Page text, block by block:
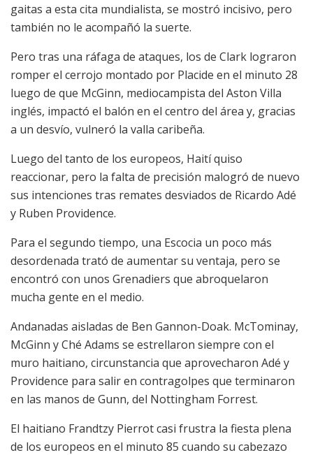
gaitas a esta cita mundialista, se mostró incisivo, pero
también no le acompañó la suerte.
Pero tras una ráfaga de ataques, los de Clark lograron
romper el cerrojo montado por Placide en el minuto 28
luego de que McGinn, mediocampista del Aston Villa
inglés, impactó el balón en el centro del área y, gracias
a un desvío, vulneró la valla caribeña.
Luego del tanto de los europeos, Haití quiso
reaccionar, pero la falta de precisión malogró de nuevo
sus intenciones tras remates desviados de Ricardo Adé
y Ruben Providence.
Para el segundo tiempo, una Escocia un poco más
desordenada trató de aumentar su ventaja, pero se
encontró con unos Grenadiers que abroquelaron
mucha gente en el medio.
Andanadas aisladas de Ben Gannon-Doak. McTominay,
McGinn y Ché Adams se estrellaron siempre con el
muro haitiano, circunstancia que aprovecharon Adé y
Providence para salir en contragolpes que terminaron
en las manos de Gunn, del Nottingham Forrest.
El haitiano Frandtzy Pierrot casi frustra la fiesta plena
de los europeos en el minuto 85 cuando su cabezazo